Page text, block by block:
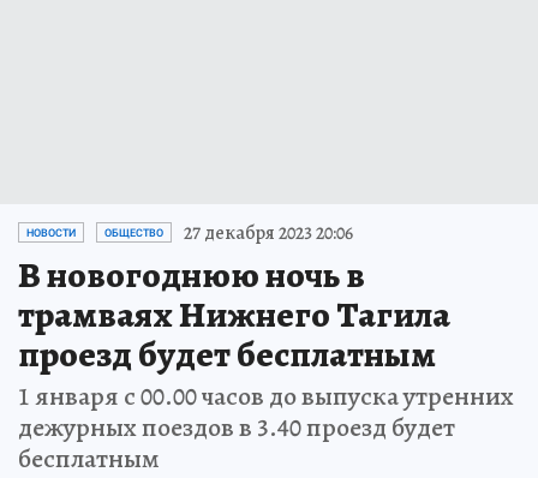
НОВОСТИ ОБЩЕСТВО 27 декабря 2023 20:06
В новогоднюю ночь в
трамваях Нижнего Тагила
проезд будет бесплатным
1 января с 00.00 часов до выпуска утренних
дежурных поездов в 3.40 проезд будет
бесплатным